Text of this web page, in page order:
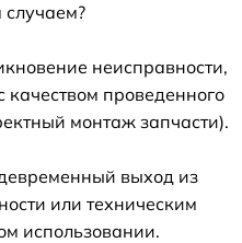
случаем?
неисправности,
проведенного
монтаж запчасти).
выход из
или техническим
использовании.